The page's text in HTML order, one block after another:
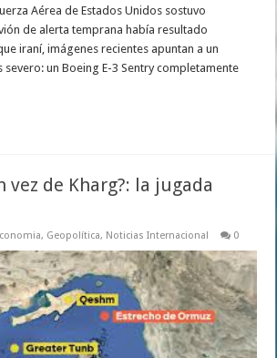
Aérea de Estados Unidos sostuvo
de alerta temprana había resultado
iraní, imágenes recientes apuntan a un
severo: un Boeing E-3 Sentry completamente
vez de Kharg?: la jugada
, Geopolítica, Noticias Internacional 0